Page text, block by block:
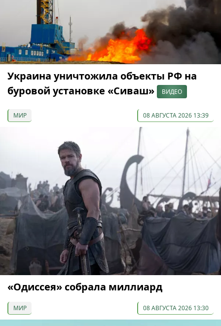
Украина уничтожила объекты РФ на
буровой установке «Сиваш»
ВИДЕО
МИР 08 АВГУСТА 2026 13:39
«Одиссея» собрала миллиард
МИР 08 АВГУСТА 2026 13:30